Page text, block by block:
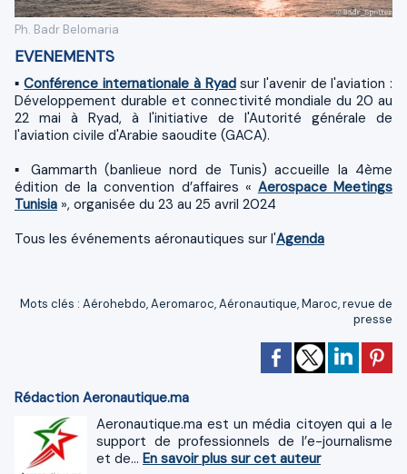
Ph. Badr Belomaria
EVENEMENTS
▪Conférence internationale à Ryadsur l'avenir de l'aviation :
Développement durable et connectivité mondiale du 20 au
22 mai à Ryad, à l'initiative de l'Autorité générale de
l'aviation civile d'Arabie saoudite (GACA).
▪ Gammarth (banlieue nord de Tunis) accueille la 4ème
édition de la convention d’affaires « Aerospace Meetings
Tunisia », organisée du 23 au 25 avril 2024
Tous les événements aéronautiques sur l'Agenda
Mots clés : Aérohebdo,Aeromaroc,Aéronautique,Maroc,revue de
presse
Rédaction Aeronautique.ma
Aeronautique.ma est un média citoyen qui a le
support de professionnels de l’e-journalisme
et de... En savoir plus sur cet auteur